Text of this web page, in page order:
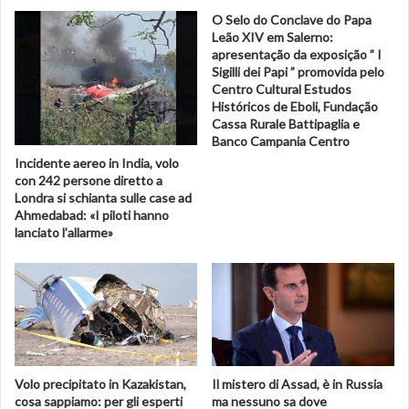
Au moins trois hélicoptères de la sécurité civile se sont
posés place de l’Opéra pour acheminer les victimes vers
des hôpitaux capables de gérer ce type de blessures.
Une cellule de crise a été mise en place à la mairie du IXe.
Le ministre de l’Intérieur Christophe Castaner s’est rendu
sur place, tout comme le Premier ministre Edouard
Philippe, la maire de Paris Anne Hidalgo et le procureur de
Paris Rémy Heitz.
Vers 13h30, des architectes étaient également sur les
lieux pour vérifier l’état général de l’immeuble après
l’explosion.
Rue de Trévise, Paris, le 12 janvier. Les hélicoptères
Incidente aereo in India, volo
con 242 persone diretto a
Londra si schianta sulle case ad
Ahmedabad: «I piloti hanno
lanciato l’allarme»
O Selo do Conclave do Papa
Leão XIV em Salerno:
apresentação da exposição ” I
Sigilli dei Papi ” promovida pelo
Centro Cultural Estudos
Históricos de Eboli, Fundação
Cassa Rurale Battipaglia e
Banco Campania Centro
Volo precipitato in Kazakistan,
cosa sappiamo: per gli esperti
Il mistero di Assad, è in Russia
ma nessuno sa dove